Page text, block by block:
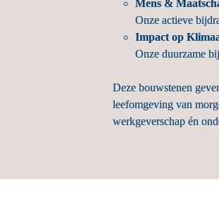
Mens &
Onze actieve
Impact op
Onze duurzame
Deze bouwstenen
leefomgeving van
werkgeverschap én